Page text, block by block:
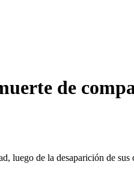
de
luego de la desaparición de